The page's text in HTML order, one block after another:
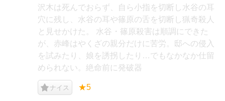
沢木は死んでおらず、自ら小指を切断し水谷の耳
穴に残し、水谷の耳や篠原の舌を切断し猟奇殺人
と見せかけた。 水谷・篠原殺害は順調にできた
が、赤峰はやくざの親分だけに苦労。邸への侵入
を試みたり、娘を誘拐したり…でもなかなか仕留
められない。絶命前に発破器
ナイス ★5